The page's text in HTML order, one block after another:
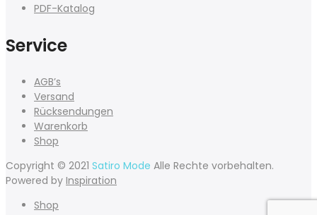
PDF-Katalog
Service
AGB’s
Versand
Rücksendungen
Warenkorb
Shop
Copyright © 2021 Satiro Mode Alle Rechte vorbehalten.
Powered by Inspiration
Shop